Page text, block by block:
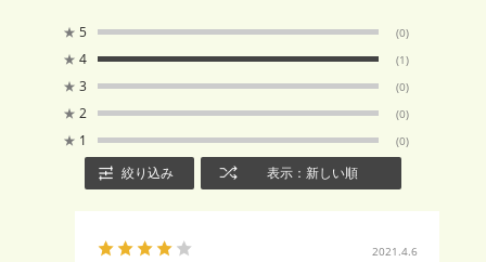
★ 5 (0)
★ 4 (1)
★ 3 (0)
★ 2 (0)
★ 1 (0)
絞り込み 表示：新しい順
2021.4.6